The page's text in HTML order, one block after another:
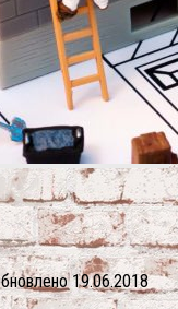
19.06.2018